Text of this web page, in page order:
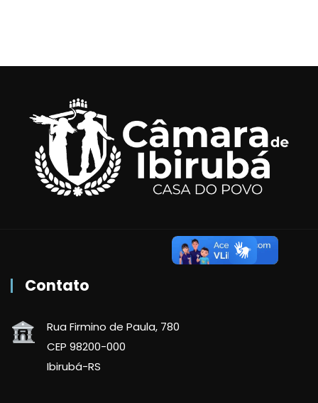
Contato
Rua Firmino de Paula, 780
CEP 98200-000
Ibirubá-RS